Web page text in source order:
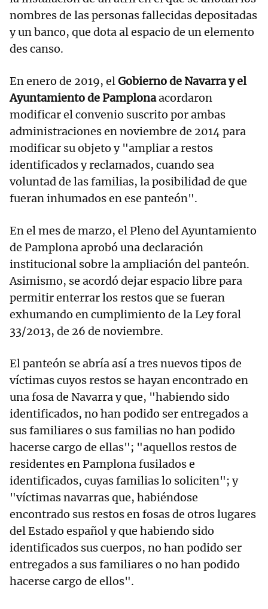
nombres de las personas fallecidas depositadas
y un banco, que dota al espacio de un elemento
des canso.
En enero de 2019, elGobierno de Navarra y el
Ayuntamiento de Pamplonaacordaron
modificar el convenio suscrito por ambas
administraciones en noviembre de 2014 para
modificar su objeto y "ampliar a restos
identificados y reclamados, cuando sea
voluntad de las familias, la posibilidad de que
fueran inhumados en ese panteón".
En el mes de marzo, el Pleno del Ayuntamiento
de Pamplona aprobó una declaración
institucional sobre la ampliación del panteón.
Asimismo, se acordó dejar espacio libre para
permitir enterrar los restos que se fueran
exhumando en cumplimiento de la Ley foral
33/2013, de 26 de noviembre.
El panteón se abría así a tres nuevos tipos de
víctimas cuyos restos se hayan encontrado en
una fosa de Navarra y que, "habiendo sido
identificados, no han podido ser entregados a
sus familiares o sus familias no han podido
hacerse cargo de ellas"; "aquellos restos de
residentes en Pamplona fusilados e
identificados, cuyas familias lo soliciten"; y
"víctimas navarras que, habiéndose
encontrado sus restos en fosas de otros lugares
del Estado español y que habiendo sido
identificados sus cuerpos, no han podido ser
entregados a sus familiares o no han podido
hacerse cargo de ellos".